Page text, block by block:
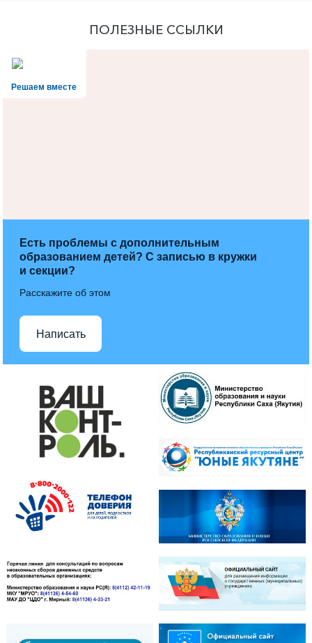
ПОЛЕЗНЫЕ ССЫЛКИ
Решаем вместе
Есть проблемы с дополнительным
образованием детей? С записью в кружки
и секции?
Расскажите об этом
Написать